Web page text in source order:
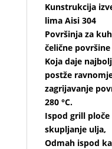
Kunstrukcija
lima Aisi 304
Površinja za
čelične površine
Koja daje
postže
zagrijavanje
280 °C.
Ispod grill ploče
skupljanje ulja,
Odmah ispod